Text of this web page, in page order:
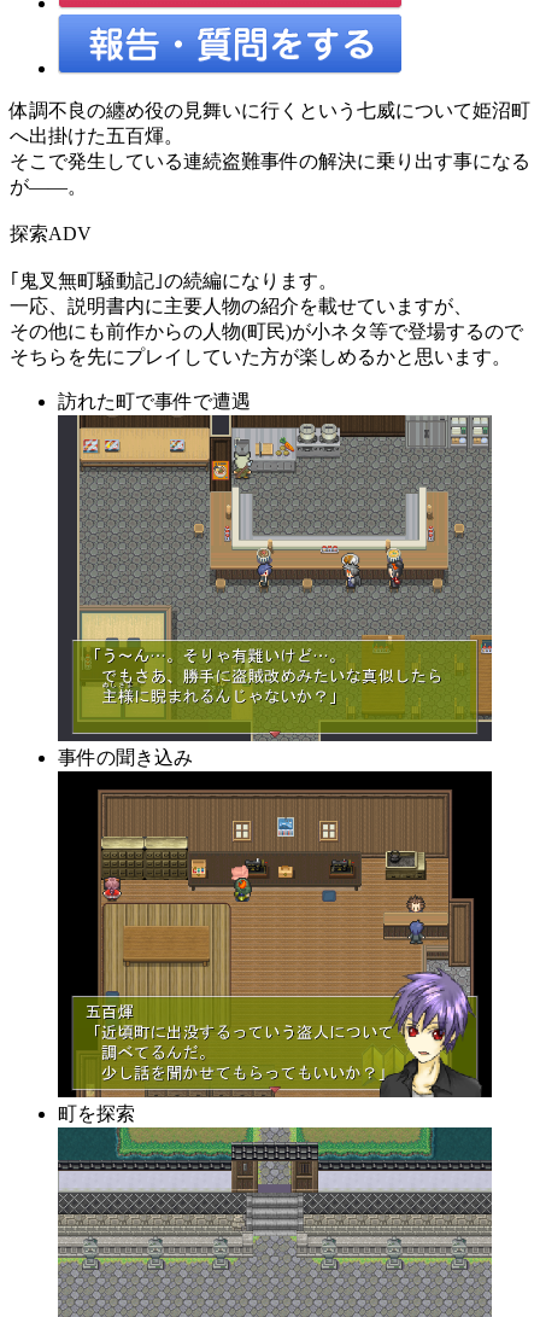
体調不良の纏め役の見舞いに行くという七威について姫沼町
へ出掛けた五百煇。
そこで発生している連続盗難事件の解決に乗り出す事になる
が――。
探索ADV
｢鬼叉無町騒動記｣の続編になります。
一応、説明書内に主要人物の紹介を載せていますが、
その他にも前作からの人物(町民)が小ネタ等で登場するので
そちらを先にプレイしていた方が楽しめるかと思います。
訪れた町で事件で遭遇
事件の聞き込み
町を探索